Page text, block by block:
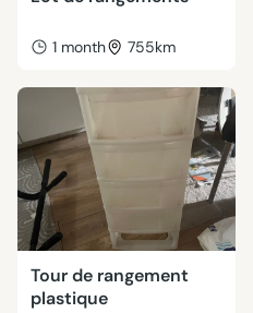
1 month 755km
Tour de rangement
plastique